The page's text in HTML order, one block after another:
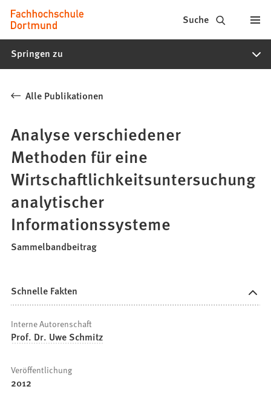
Inhalt anspringen
Fachhochschule
Dortmund
-
Studiengänge,
Bewerbung
Suche
Springen zu
Alle Publikationen
Analyse verschiedener
Methoden für eine
Wirtschaftlichkeitsuntersuchung
analytischer
Informationssysteme
Sammelbandbeitrag
Schnelle Fakten
Interne Autorenschaft
Prof. Dr. Uwe Schmitz
Veröffentlichung
2012